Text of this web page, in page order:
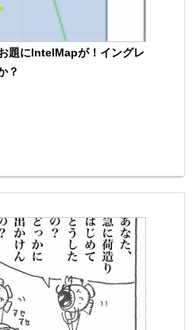
題にIntelMapが！イングレ
？